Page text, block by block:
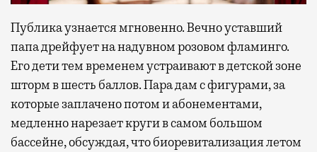
Публика узнается мгновенно. Вечно уставший
папа дрейфует на надувном розовом фламинго.
Его дети тем временем устраивают в детской зоне
шторм в шесть баллов. Пара дам с фигурами, за
которые заплачено потом и абонементами,
медленно нарезает круги в самом большом
бассейне, обсуждая, что биоревитализация летом